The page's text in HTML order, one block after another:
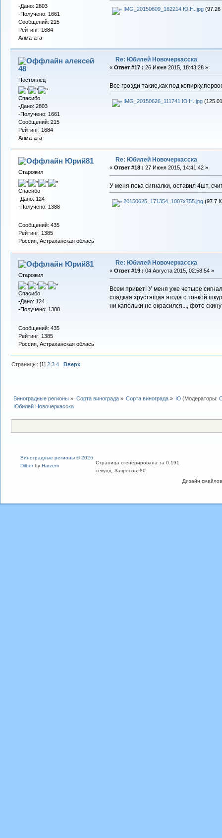
-Дано: 2803
-Получено: 1661
Сообщений: 215
Рейтинг: 1684
Алма-ата
IMG_20150609_162214 Ю.Н..jpg(97.26
алексей
48
Постоялец
Спасибо
-Дано: 2803
-Получено: 1661
Сообщений: 215
Рейтинг: 1684
Алма-ата
Re: Юбилей Новочеркасска
« Ответ #17 : 26 Июня 2015, 18:43:28 »
Все грозди такие,как под
IMG_20150626_111741 Ю.Н..jpg
Юрий81
Старожил
Спасибо
-Дано: 124
-Получено: 1388
Сообщений: 435
Рейтинг: 1385
Россия, Астраханская облась
Re: Юбилей Новочеркасска
« Ответ #18 : 27 Июня 2015, 14:41:42 »
У меня пока сигналки, оставил 4шт,
20150625_171354_1007x755.jpg(97.7
Юрий81
Старожил
Спасибо
-Дано: 124
-Получено: 1388
Сообщений: 435
Рейтинг: 1385
Россия, Астраханская облась
Re: Юбилей Новочеркасска
« Ответ #19 : 04 Августа 2015, 02:58:54 »
Всем привет! У меня уже четыре
сладкая хрустящая ягода с тонкой
ни капельки не окрасился..., фото
Страницы: [1]2 3 4 Вверх
Виноградные регионы » Сорта винограда» Сорта винограда» Ю (Модераторы:
Юбилей Новочеркасска
Дизайн
Виноградные регионы © 2026
Dilberby Harzem
Страница сгенерирована за 0.191
секунд. Запросов: 80.